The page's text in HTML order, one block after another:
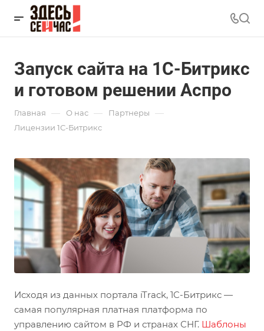
Запуск сайта на 1С-Битрикс
и готовом решении Аспро
Главная — О нас — Партнеры —
Лицензии 1С-Битрикс
Исходя из данных портала iTrack, 1C-Битрикс —
самая популярная платная платформа по
управлению сайтом в РФ и странах СНГ. Шаблоны